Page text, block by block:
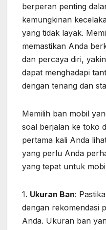
berperan penting
kemungkinan
yang tidak layak.
memastikan Anda
dan percaya diri,
dapat menghadapi
dengan tenang dan
Memilih ban mobil
soal berjalan ke toko
pertama kali Anda
yang perlu Anda
yang tepat untuk
1. Ukuran Ban:
dengan rekomendasi
Anda. Ukuran ban